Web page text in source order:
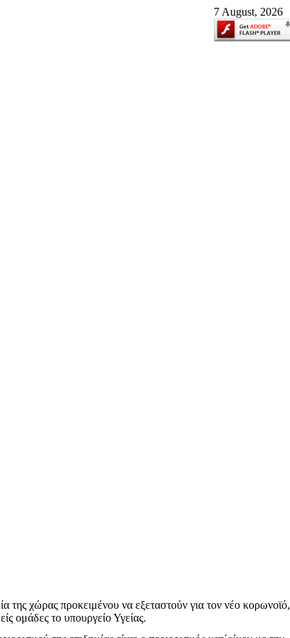
7 August, 2026
χώρας προκειμένου να εξεταστούν για τον νέο κορωνοϊό,
ομάδες το υπουργείο Υγείας.